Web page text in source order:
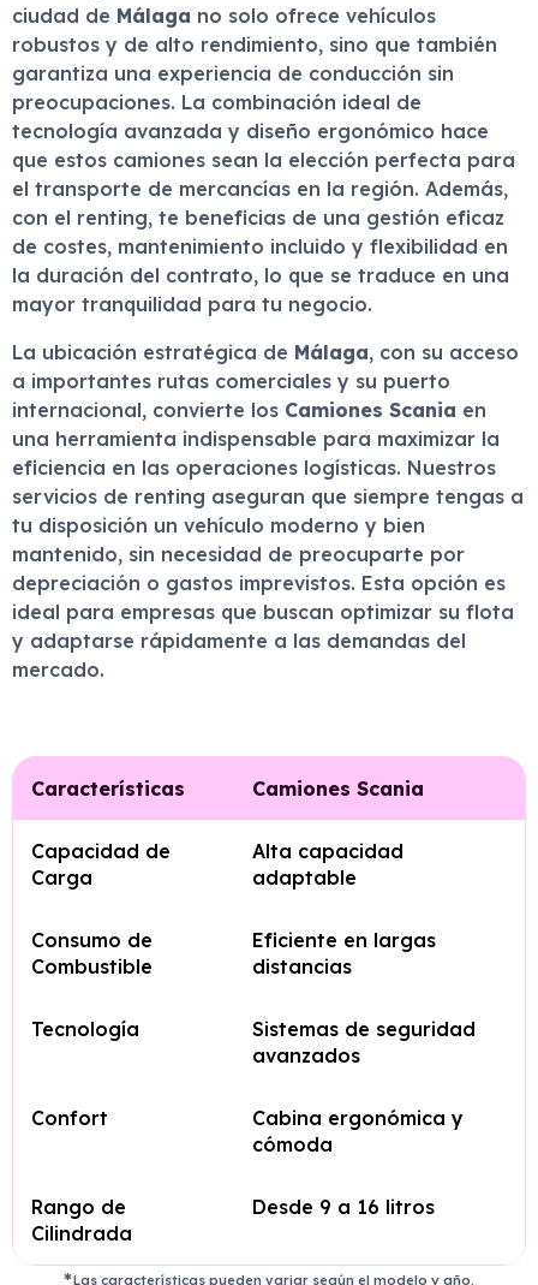
ciudad de Málaga no solo ofrece vehículos
robustos y de alto rendimiento, sino que también
garantiza una experiencia de conducción sin
preocupaciones. La combinación ideal de
tecnología avanzada y diseño ergonómico hace
que estos camiones sean la elección perfecta para
el transporte de mercancías en la región. Además,
con el renting, te beneficias de una gestión eficaz
de costes, mantenimiento incluido y flexibilidad en
la duración del contrato, lo que se traduce en una
mayor tranquilidad para tu negocio.
La ubicación estratégica de Málaga, con su acceso
a importantes rutas comerciales y su puerto
internacional, convierte los Camiones Scania en
una herramienta indispensable para maximizar la
eficiencia en las operaciones logísticas. Nuestros
servicios de renting aseguran que siempre tengas a
tu disposición un vehículo moderno y bien
mantenido, sin necesidad de preocuparte por
depreciación o gastos imprevistos. Esta opción es
ideal para empresas que buscan optimizar su flota
y adaptarse rápidamente a las demandas del
mercado.
Características Camiones Scania
Capacidad de
Carga
Alta capacidad
adaptable
Consumo de
Combustible
Eficiente en largas
distancias
Tecnología
Sistemas de seguridad
avanzados
Confort
Cabina ergonómica y
cómoda
Rango de
Cilindrada
Desde 9 a 16 litros
Las características pueden variar según el modelo y año.